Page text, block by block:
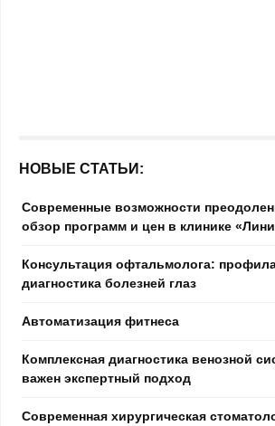
НОВЫЕ СТАТЬИ:
Современные возможности
обзор программ и цен в клинике
Консультация офтальмолога:
диагностика болезней глаз
Автоматизация фитнеса
Комплексная диагностика венозной
важен экспертный подход
Современная хирургическая